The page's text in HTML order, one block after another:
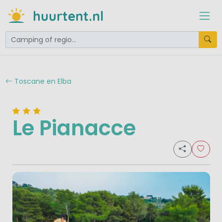
huurtent.nl
Toscane en Elba
Le Pianacce